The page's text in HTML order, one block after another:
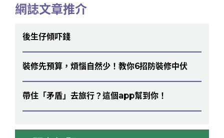
網誌文章推介
後生仔傾吓錢
裝修先預算，煩惱自然少！教你6招防裝修中伏
帶住「矛盾」去旅行？這個app幫到你！